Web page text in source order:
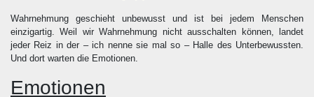
Wahrnehmung geschieht unbewusst und ist bei jedem Menschen
einzigartig. Weil wir Wahrnehmung nicht ausschalten können, landet
jeder Reiz in der – ich nenne sie mal so – Halle des Unterbewussten.
Und dort warten die Emotionen.
Emotionen